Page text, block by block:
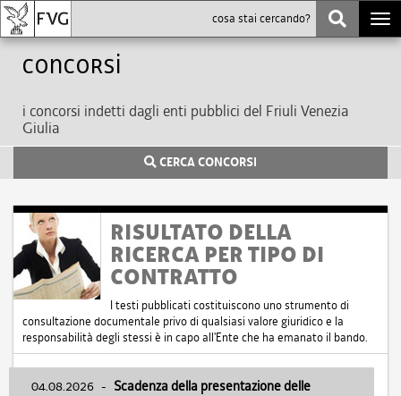
Concorsi
i concorsi indetti dagli enti pubblici del Friuli Venezia
Giulia
CERCA CONCORSI
RISULTATO DELLA
RICERCA PER TIPO DI
CONTRATTO
I testi pubblicati costituiscono uno strumento di
consultazione documentale privo di qualsiasi valore giuridico e la
responsabilità degli stessi è in capo all'Ente che ha emanato il bando.
04.08.2026 - Scadenza della presentazione delle